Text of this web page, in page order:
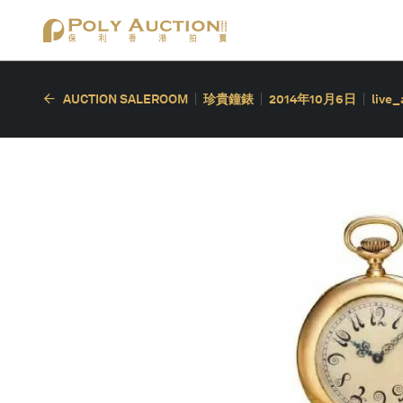
AUCTION SALEROOM 珍貴鐘錶 2014年10月6日